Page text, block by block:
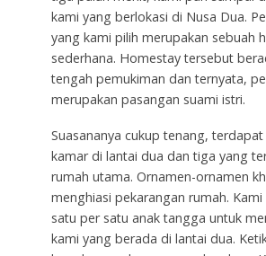
kami yang berlokasi di Nusa Dua.
yang kami pilih merupakan sebuah
sederhana. Homestay tersebut
tengah pemukiman dan ternyata,
merupakan pasangan suami istri.
Suasananya cukup tenang,
kamar di lantai dua dan tiga yang
rumah utama. Ornamen-ornamen
menghiasi pekarangan rumah.
satu per satu anak tangga untuk
kami yang berada di lantai dua.